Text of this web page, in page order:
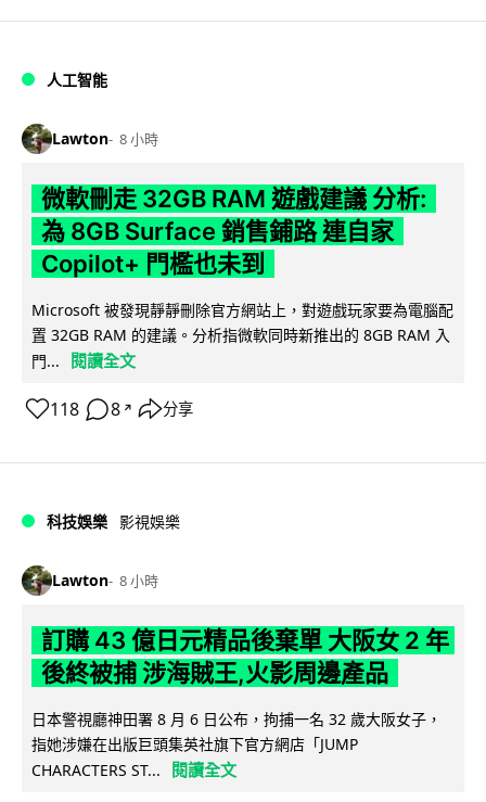
人工智能
Lawton 8 小時
微軟刪走 32GB RAM 遊戲建議 分析:
為 8GB Surface 銷售鋪路 連自家
Copilot+ 門檻也未到
Microsoft 被發現靜靜刪除官方網站上，對遊戲玩家要為電腦配
置 32GB RAM 的建議。分析指微軟同時新推出的 8GB RAM 入
門...
閱讀全文
118 8 ↗ 分享
科技娛樂 影視娛樂
Lawton 8 小時
訂購 43 億日元精品後棄單 大阪女 2 年
後終被捕 涉海賊王,火影周邊產品
日本警視廳神田署 8 月 6 日公布，拘捕一名 32 歲大阪女子，
指她涉嫌在出版巨頭集英社旗下官方網店「JUMP
CHARACTERS ST...
閱讀全文